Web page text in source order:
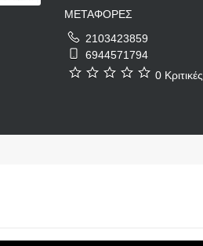
ΜΕΤΑΦΟΡΕΣ
2103423859
6944571794
0 Κριτικές